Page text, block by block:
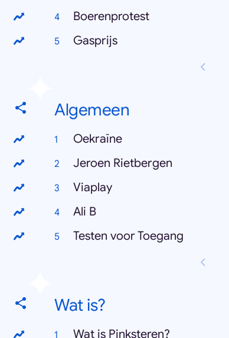
Boerenprotest
Gasprijs
Algemeen
Oekraïne
Jeroen Rietbergen
Viaplay
Ali B
Testen voor Toegang
Wat is?
Wat is Pinksteren?